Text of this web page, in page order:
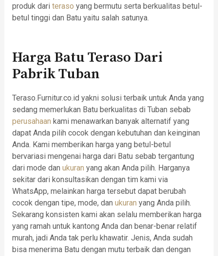
produk dari teraso yang bermutu serta berkualitas betul-
betul tinggi dan Batu yaitu salah satunya.
Harga Batu Teraso Dari
Pabrik Tuban
Teraso.Furnitur.co.id yakni solusi terbaik untuk Anda yang
sedang memerlukan Batu berkualitas di Tuban sebab
perusahaan kami menawarkan banyak alternatif yang
dapat Anda pilih cocok dengan kebutuhan dan keinginan
Anda. Kami memberikan harga yang betul-betul
bervariasi mengenai harga dari Batu sebab tergantung
dari mode dan ukuran yang akan Anda pilih. Harganya
sekitar dari konsultasikan dengan tim kami via
WhatsApp, melainkan harga tersebut dapat berubah
cocok dengan tipe, mode, dan ukuran yang Anda pilih.
Sekarang konsisten kami akan selalu memberikan harga
yang ramah untuk kantong Anda dan benar-benar relatif
murah, jadi Anda tak perlu khawatir. Jenis, Anda sudah
bisa menerima Batu dengan mutu terbaik dan dengan